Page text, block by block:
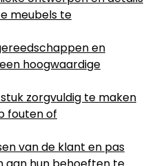
meubels te
en
hoogwaardige
zorgvuldig te maken
fouten of
van de klant en pas